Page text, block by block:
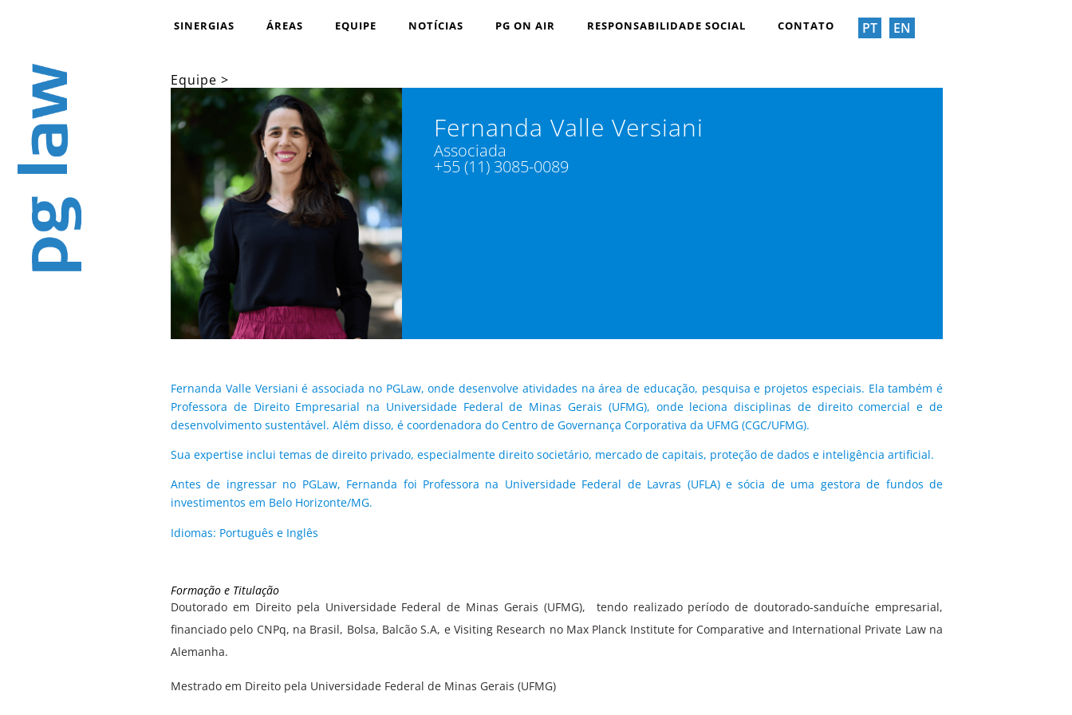
SINERGIAS ÁREAS EQUIPE NOTÍCIAS PG ON AIR RESPONSABILIDADE SOCIAL CONTATO PT EN
Equipe >
Fernanda Valle Versiani
Associada
+55 (11) 3085-0089
Fernanda Valle Versiani é associada no PGLaw, onde desenvolve atividades na área de educação, pesquisa e projetos especiais. Ela também é
Professora de Direito Empresarial na Universidade Federal de Minas Gerais (UFMG), onde leciona disciplinas de direito comercial e de
desenvolvimento sustentável. Além disso, é coordenadora do Centro de Governança Corporativa da UFMG (CGC/UFMG).
Sua expertise inclui temas de direito privado, especialmente direito societário, mercado de capitais, proteção de dados e inteligência artificial.
Antes de ingressar no PGLaw, Fernanda foi Professora na Universidade Federal de Lavras (UFLA) e sócia de uma gestora de fundos de
investimentos em Belo Horizonte/MG.
Idiomas: Português e Inglês
Formação e Titulação
Doutorado em Direito pela Universidade Federal de Minas Gerais (UFMG), tendo realizado período de doutorado-sanduíche empresarial,
financiado pelo CNPq, na Brasil, Bolsa, Balcão S.A, e Visiting Research no Max Planck Institute for Comparative and International Private Law na
Alemanha.
Mestrado em Direito pela Universidade Federal de Minas Gerais (UFMG)